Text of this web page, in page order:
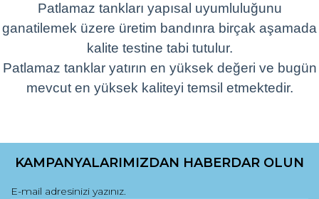
Patlamaz tankları yapısal uyumluluğunu
ganatilemek üzere üretim bandınra birçak aşamada
kalite testine tabi tutulur.
Patlamaz tanklar yatırın en yüksek değeri ve bugün
mevcut en yüksek kaliteyi temsil etmektedir.
konularda yetersiz gördüğünüz noktaları öneri formunu
Görüş ve önerileriniz için teşekkür ederiz.
KAMPANYALARIMIZDAN HABERDAR OLUN